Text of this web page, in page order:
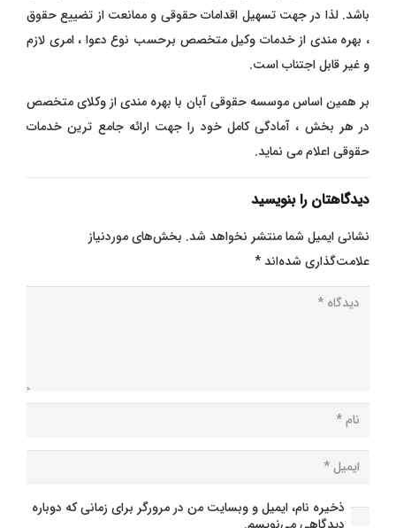
باشد. لذا در جهت تسهیل اقدامات حقوقی و ممانعت از تضییع حقوق
، بهره مندی از خدمات وکیل متخصص برحسب نوع دعوا ، امری لازم
و غیر قابل اجتناب است.
بر همین اساس موسسه حقوقی آبان با بهره مندی از وکلای متخصص
در هر بخش ، آمادگی کامل خود را جهت ارائه جامع ترین خدمات
حقوقی اعلام می نماید.
دیدگاهتان را بنویسید
نشانی ایمیل شما منتشر نخواهد شد. بخش‌های موردنیاز
علامت‌گذاری شده‌اند*
ذخیره نام، ایمیل و وبسایت من در مرورگر برای زمانی که دوباره